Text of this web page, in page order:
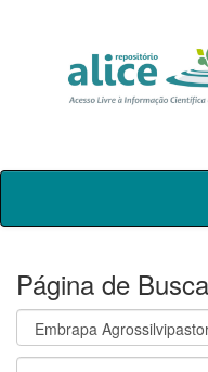
Skip
Página de Busca